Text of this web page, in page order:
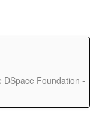
Foundation -